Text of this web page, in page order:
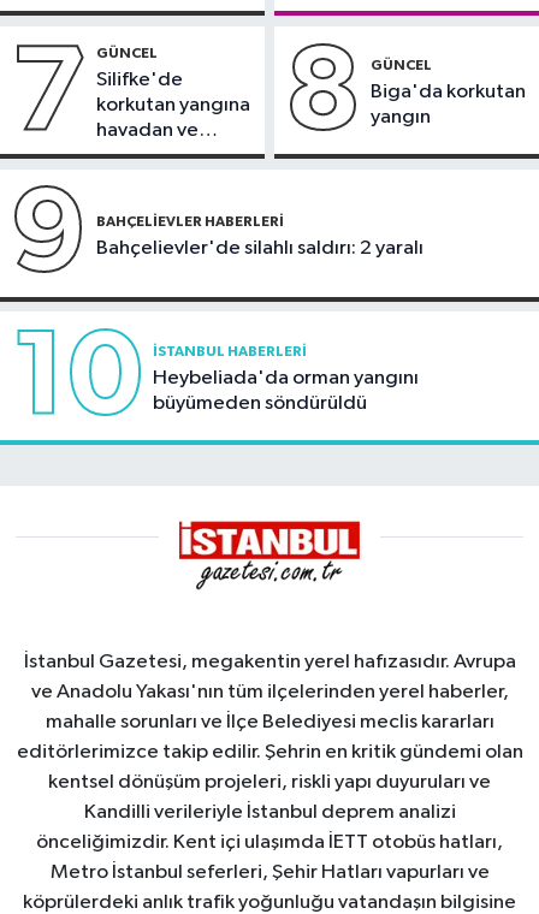
kavga
7 GÜNCEL
Silifke'de
korkutan yangına
havadan ve
karadan
8 GÜNCEL
Biga'da korkutan
yangın
9 BAHÇELIEVLER HABERLERI
Bahçelievler'de silahlı saldırı: 2 yaralı
10 İSTANBUL HABERLERI
Heybeliada'da orman yangını
büyümeden söndürüldü
İstanbul Gazetesi, megakentin yerel hafızasıdır. Avrupa
ve Anadolu Yakası'nın tüm ilçelerinden yerel haberler,
mahalle sorunları ve İlçe Belediyesi meclis kararları
editörlerimizce takip edilir. Şehrin en kritik gündemi olan
kentsel dönüşüm projeleri, riskli yapı duyuruları ve
Kandilli verileriyle İstanbul deprem analizi
önceliğimizdir. Kent içi ulaşımda İETT otobüs hatları,
Metro İstanbul seferleri, Şehir Hatları vapurları ve
köprülerdeki anlık trafik yoğunluğu vatandaşın bilgisine